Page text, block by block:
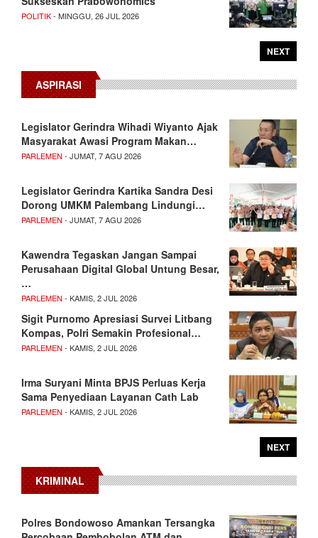
POLITIK- MINGGU, 26 JUL 2026
NEXT
ASPIRASI
Legislator Gerindra Wihadi Wiyanto Ajak
Masyarakat Awasi Program Makan…
PARLEMEN - JUMAT, 7 AGU 2026
Legislator Gerindra Kartika Sandra Desi
Dorong UMKM Palembang Lindungi…
PARLEMEN - JUMAT, 7 AGU 2026
Kawendra Tegaskan Jangan Sampai
Perusahaan Digital Global Untung Besar,
…
PARLEMEN - KAMIS, 2 JUL 2026
Sigit Purnomo Apresiasi Survei Litbang
Kompas, Polri Semakin Profesional…
PARLEMEN - KAMIS, 2 JUL 2026
Irma Suryani Minta BPJS Perluas Kerja
Sama Penyediaan Layanan Cath Lab
PARLEMEN - KAMIS, 2 JUL 2026
NEXT
KRIMINAL
Polres Bondowoso Amankan Tersangka